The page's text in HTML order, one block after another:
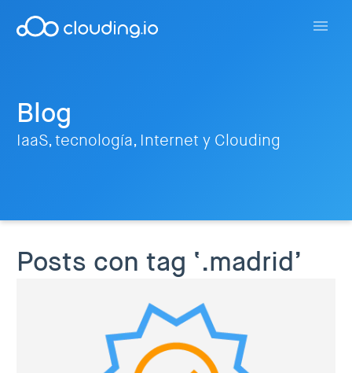
Blog
IaaS, tecnología, Internet y Clouding
Posts con tag ‘.madrid’